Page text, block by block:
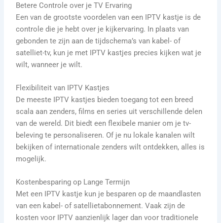
Betere Controle over je TV Ervaring
Een van de grootste voordelen van een IPTV kastje is de
controle die je hebt over je kijkervaring. In plaats van
gebonden te zijn aan de tijdschema’s van kabel- of
satelliet-tv, kun je met IPTV kastjes precies kijken wat je
wilt, wanneer je wilt.
Flexibiliteit van IPTV Kastjes
De meeste IPTV kastjes bieden toegang tot een breed
scala aan zenders, films en series uit verschillende delen
van de wereld. Dit biedt een flexibele manier om je tv-
beleving te personaliseren. Of je nu lokale kanalen wilt
bekijken of internationale zenders wilt ontdekken, alles is
mogelijk.
Kostenbesparing op Lange Termijn
Met een IPTV kastje kun je besparen op de maandlasten
van een kabel- of satellietabonnement. Vaak zijn de
kosten voor IPTV aanzienlijk lager dan voor traditionele